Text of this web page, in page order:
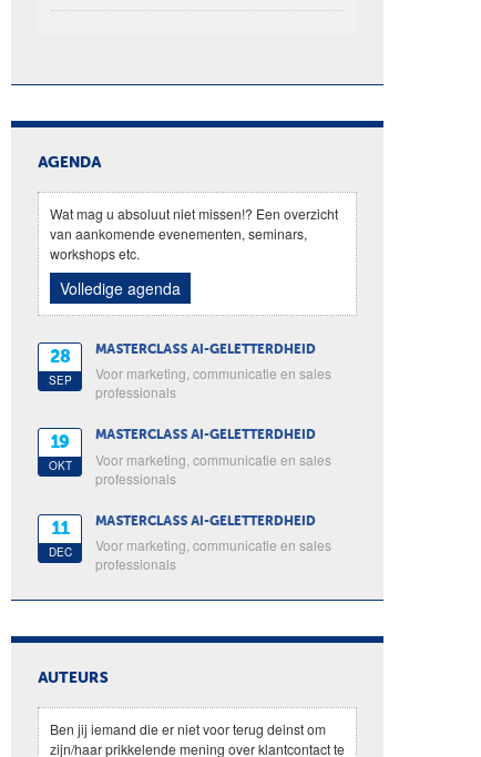
AGENDA
Wat mag u absoluut niet missen!? Een overzicht
van aankomende evenementen, seminars,
workshops etc.
Volledige agenda
28
SEP
MASTERCLASS AI-GELETTERDHEID
Voor marketing, communicatie en sales
professionals
19
OKT
MASTERCLASS AI-GELETTERDHEID
Voor marketing, communicatie en sales
professionals
11
DEC
MASTERCLASS AI-GELETTERDHEID
Voor marketing, communicatie en sales
professionals
AUTEURS
Ben jij iemand die er niet voor terug deinst om
zijn/haar prikkelende mening over klantcontact te